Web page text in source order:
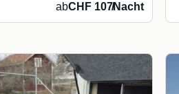
abCHF 107/Nacht